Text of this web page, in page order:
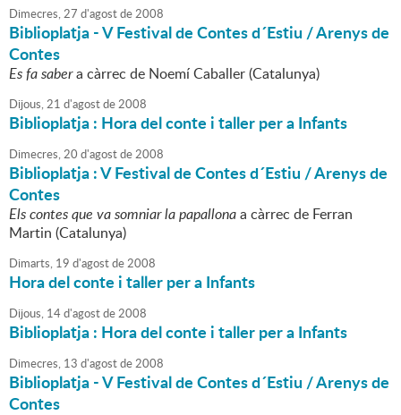
Dimecres,27 d'agostde2008
Biblioplatja - V Festival de Contes d´Estiu / Arenys de
Contes
Es fa sabera càrrec de Noemí Caballer (Catalunya)
Dijous,21 d'agostde2008
Biblioplatja : Hora del conte i taller per a Infants
Dimecres,20 d'agostde2008
Biblioplatja : V Festival de Contes d´Estiu / Arenys de
Contes
Els contes que va somniar la papallonaa càrrec de Ferran
Martin (Catalunya)
Dimarts, 19 d'agostde2008
Hora del conte i taller per a Infants
Dijous, 14d'agostde2008
Biblioplatja : Hora del conte i taller per a Infants
Dimecres, 13 d'agostde2008
Biblioplatja - V Festival de Contes d´Estiu / Arenys de
Contes